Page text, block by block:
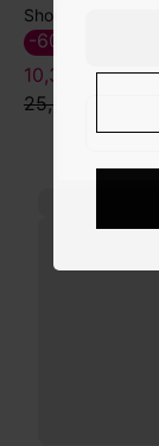
10,39 €
25,99 €
-60%